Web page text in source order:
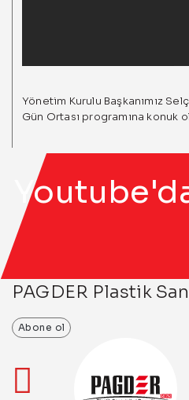
Yönetim Kurulu Başkanımız
Gün Ortası programına konuk
PAGDER Plastik
Abone ol